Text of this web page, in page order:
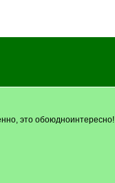
это обоюдноинтересно!